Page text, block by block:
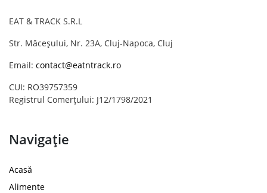
EAT & TRACK S.R.L
Str. Măceșului, Nr. 23A, Cluj-Napoca, Cluj
Email: contact@eatntrack.ro
CUI: RO39757359
Registrul Comerțului: J12/1798/2021
Navigație
Acasă
Alimente